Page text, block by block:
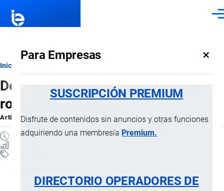
Para Empresas ×
SUSCRIPCIÓN PREMIUM
Disfrute de contenidos sin anuncios y otras funciones
adquiriendo una membresía Premium.
DIRECTORIO OPERADORES DE
Ruta
de
navegación
Inicio
Decomisan más de 1.000 zapatos y
ropa ilegal en Quito
ArtículoporJaime Mise, 23 Abril, 2026
3 MINUTOS